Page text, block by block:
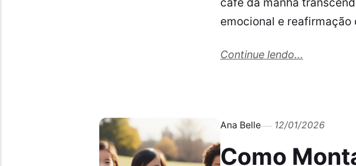
emocional e
Continue lendo...
Ana Belle 12/01/2026
Como